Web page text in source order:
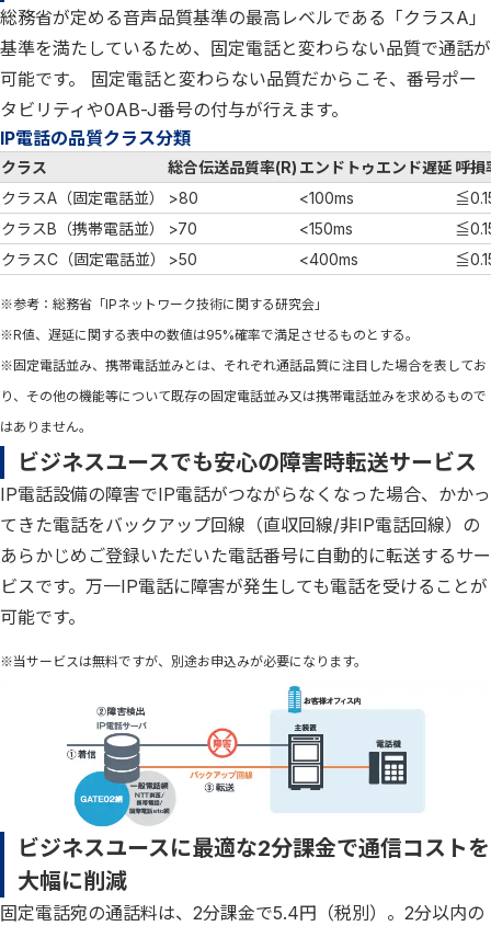
総務省が定める音声品質基準の最高レベルである「クラスA」
基準を満たしているため、固定電話と変わらない品質で通話が
可能です。 固定電話と変わらない品質だからこそ、番号ポー
タビリティや0AB-J番号の付与が行えます。
IP電話の品質クラス分類
クラス 総合伝送品質率(R) エンドトゥエンド遅延 呼損
クラスA（固定電話並）
>80 <100ms
クラスB（携帯電話並）
>70 <150ms
クラスC（固定電話並）
>50 <400ms
※参考：総務省「IPネットワーク技術に関する研究会」
※R値、遅延に関する表中の数値は95%確率で満足させるものとする。
※固定電話並み、携帯電話並みとは、それぞれ通話品質に注目した場合を表してお
り、その他の機能等について既存の固定電話並み又は携帯電話並みを求めるもので
はありません。
ビジネスユースでも安心の障害時転送サービス
IP電話設備の障害でIP電話がつながらなくなった場合、かかっ
てきた電話をバックアップ回線（直収回線/非IP電話回線）の
あらかじめご登録いただいた電話番号に自動的に転送するサー
ビスです。万一IP電話に障害が発生しても電話を受けることが
可能です。
※当サービスは無料ですが、別途お申込みが必要になります。
ビジネスユースに最適な2分課金で通信コストを
大幅に削減
固定電話宛の通話料は、2分課金で5.4円（税別）。2分以内の